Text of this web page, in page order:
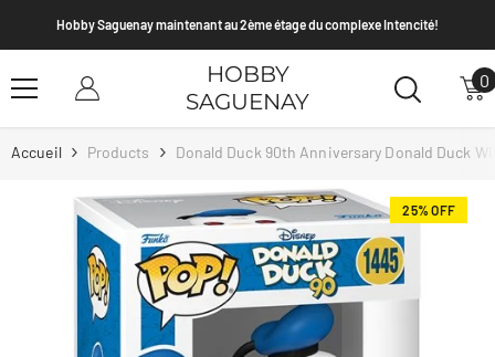
Hobby Saguenay maintenant au 2ème étage du complexe Intencité!
HOBBY
SAGUENAY
00
Accueil Products Donald Duck 90th Anniversary Donald Duck
25% OFF